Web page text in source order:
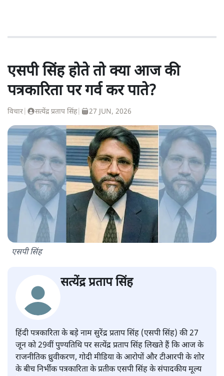
एसपी सिंह होते तो क्या आज की
पत्रकारिता पर गर्व कर पाते?
विचार सत्येंद्र प्रताप सिंह| 27 JUN, 2026
एसपी सिंह
सत्येंद्र प्रताप सिंह
हिंदी पत्रकारिता के बड़े नाम सुरेंद्र प्रताप सिंह (एसपी सिंह) की 27
जून को 29वीं पुण्यतिथि पर सत्येंद्र प्रताप सिंह लिखते हैं कि आज के
राजनीतिक ध्रुवीकरण, गोदी मीडिया के आरोपों और टीआरपी के शोर
के बीच निर्भीक पत्रकारिता के प्रतीक एसपी सिंह के संपादकीय मूल्य